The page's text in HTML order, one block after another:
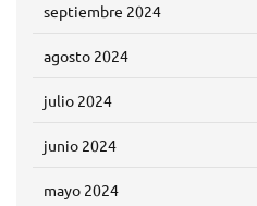
septiembre 2024
agosto 2024
julio 2024
junio 2024
mayo 2024